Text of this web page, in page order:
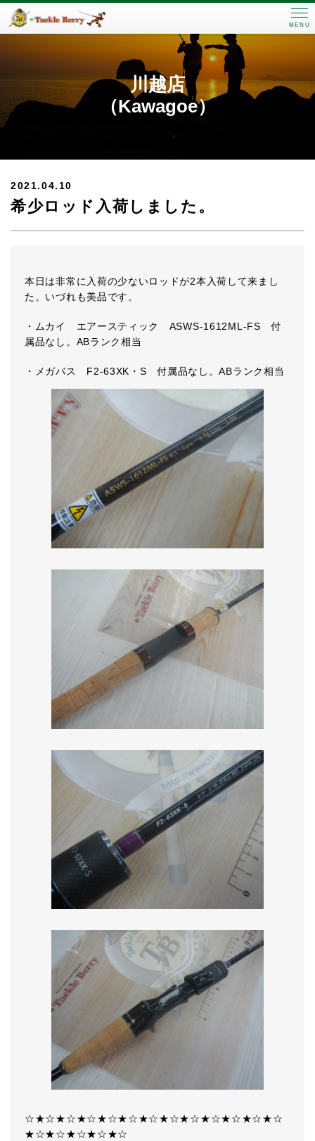
MENU
川越店
（Kawagoe）
2021.04.10
希少ロッド入荷しました。
本日は非常に入荷の少ないロッドが2本入荷して来まし
た。いづれも美品です。
・ムカイ エアースティック ASWS-1612ML-FS 付
属品なし。ABランク相当
・メガバス F2-63XK・S 付属品なし。ABランク相当
☆★☆★☆★☆★☆★☆★☆★☆★☆★☆★☆★☆★☆
★☆★☆★☆★☆★☆